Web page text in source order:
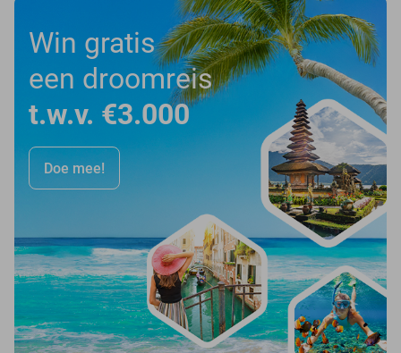
Win gratis
een droomreis
t.w.v. €3.000
Doe mee!